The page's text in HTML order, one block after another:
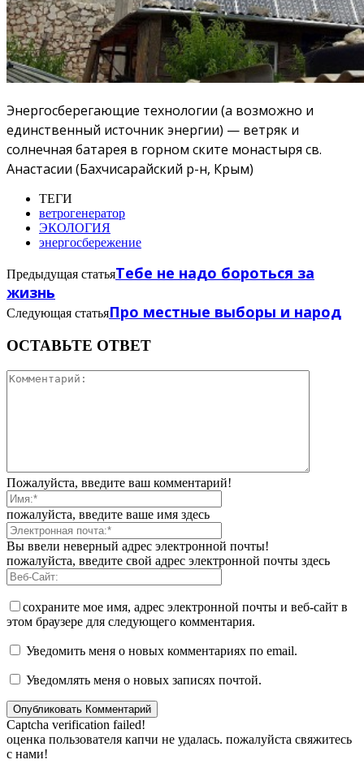
Энергосберегающие технологии (а возможно и
единственный источник энергии) — ветряк и
солнечная батарея в горном ските монастыря св.
Анастасии (Бахчисарайский р-н, Крым)
ТЕГИ
ветрогенератор
ЭКОЛОГИЯ
энергосбережение
Предыдущая статьяТебе не надо бороться за
жизнь
Следующая статьяПро местные выборы и народ
ОСТАВЬТЕ ОТВЕТ
Пожалуйста, введите ваш комментарий!
пожалуйста, введите ваше имя здесь
Вы ввели неверный адрес электронной почты!
пожалуйста, введите свой адрес электронной почты здесь
сохраните мое имя, адрес электронной почты и веб-сайт в
этом браузере для следующего комментария.
Уведомить меня о новых комментариях по email.
Уведомлять меня о новых записях почтой.
Captcha verification failed!
оценка пользователя капчи не удалась. пожалуйста свяжитесь
с нами!